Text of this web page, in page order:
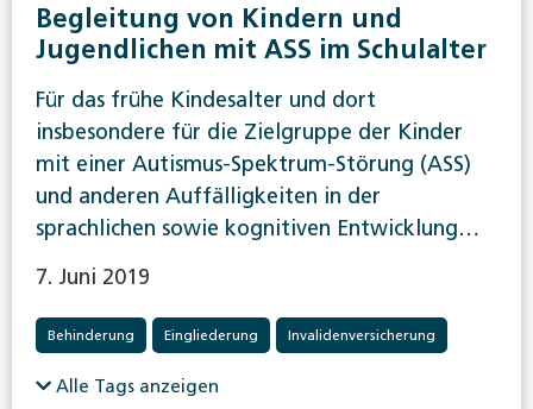
Begleitung von Kindern und
Jugendlichen mit ASS im Schulalter
Für das frühe Kindesalter und dort
insbesondere für die Zielgruppe der Kinder
mit einer Autismus-Spektrum-Störung (ASS)
und anderen Auffälligkeiten in der
sprachlichen sowie kognitiven Entwicklung…
7. Juni 2019
Behinderung Eingliederung Invalidenversicherung
Alle Tags anzeigen